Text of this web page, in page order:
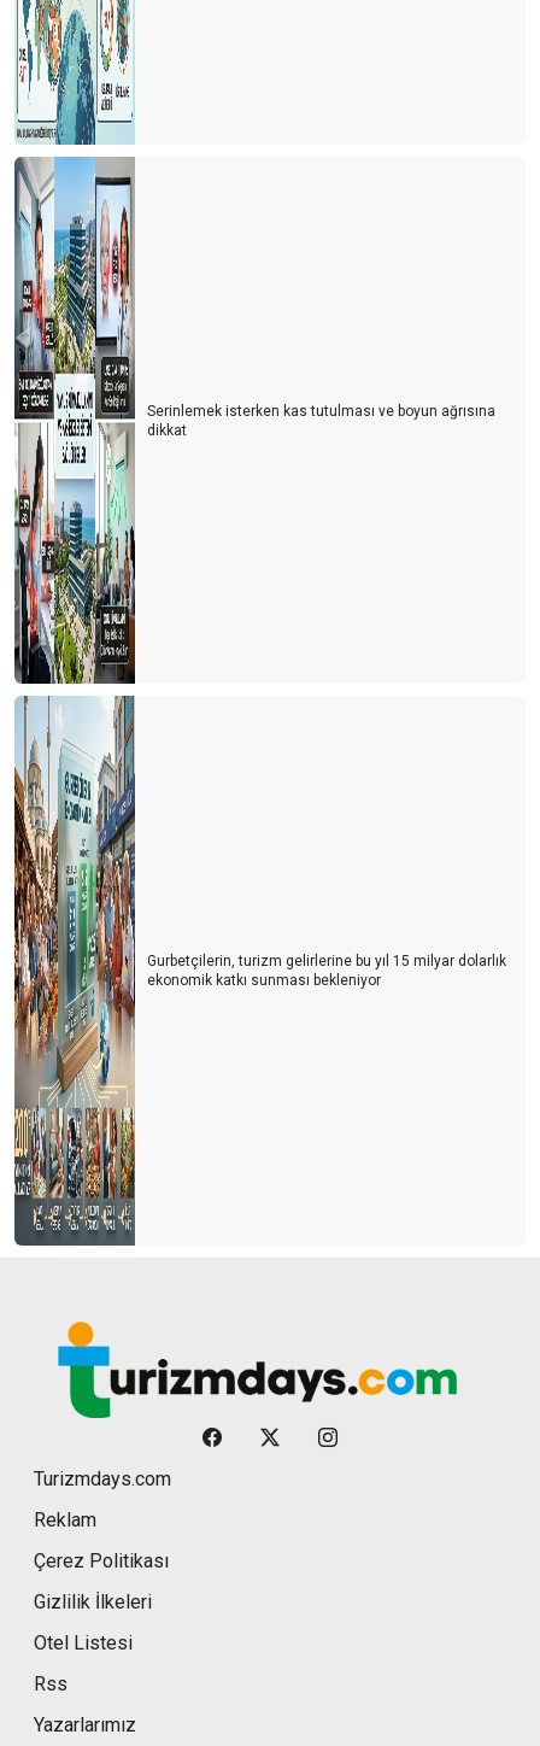
Serinlemek isterken kas tutulması ve boyun ağrısına
dikkat
Gurbetçilerin, turizm gelirlerine bu yıl 15 milyar dolarlık
ekonomik katkı sunması bekleniyor
Turizmdays.com
Reklam
Çerez Politikası
Gizlilik İlkeleri
Otel Listesi
Rss
Yazarlarımız